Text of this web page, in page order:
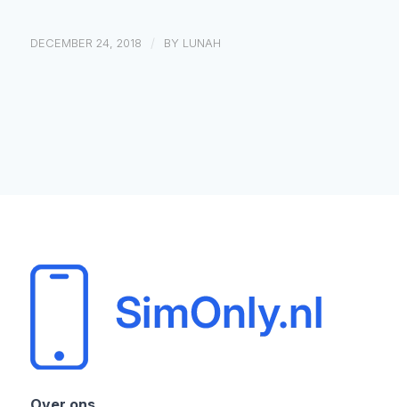
DECEMBER 24, 2018 / BY LUNAH